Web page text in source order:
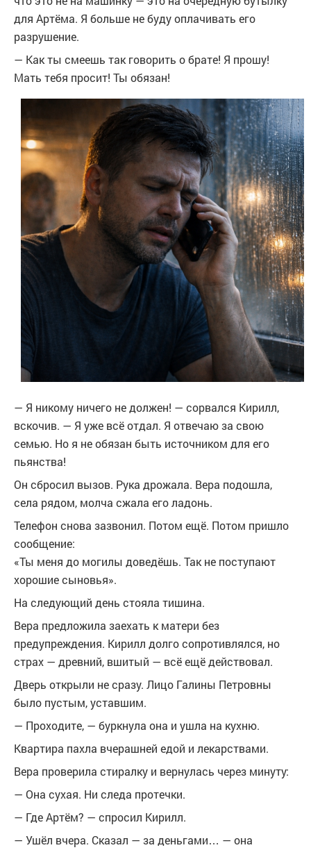
для Артёма. Я больше не буду оплачивать его
разрушение.
— Как ты смеешь так говорить о брате! Я прошу!
Мать тебя просит! Ты обязан!
— Я никому ничего не должен! — сорвался Кирилл,
вскочив. — Я уже всё отдал. Я отвечаю за свою
семью. Но я не обязан быть источником для его
пьянства!
Он сбросил вызов. Рука дрожала. Вера подошла,
села рядом, молча сжала его ладонь.
Телефон снова зазвонил. Потом ещё. Потом пришло
сообщение:
«Ты меня до могилы доведёшь. Так не поступают
хорошие сыновья».
На следующий день стояла тишина.
Вера предложила заехать к матери без
предупреждения. Кирилл долго сопротивлялся, но
страх — древний, вшитый — всё ещё действовал.
Дверь открыли не сразу. Лицо Галины Петровны
было пустым, уставшим.
— Проходите, — буркнула она и ушла на кухню.
Квартира пахла вчерашней едой и лекарствами.
Вера проверила стиралку и вернулась через минуту:
— Она сухая. Ни следа протечки.
— Где Артём? — спросил Кирилл.
— Ушёл вчера. Сказал — за деньгами… — она